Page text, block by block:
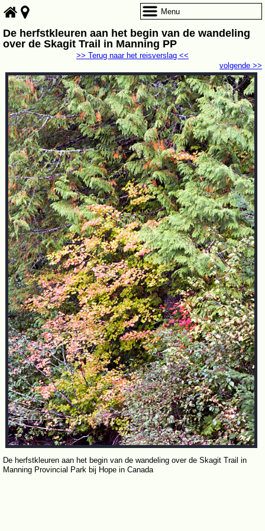
De herfstkleuren aan het begin van de wandeling
over de Skagit Trail in Manning PP
volgende >>
>> Terug naar het reisverslag <<
De herfstkleuren aan het begin van de wandeling over de Skagit Trail in
Manning Provincial Park bij Hope in Canada
Menu